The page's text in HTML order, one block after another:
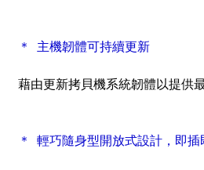
＊ 主機韌體可持續更新
藉由更新拷貝機系統韌體以提供
＊ 輕巧隨身型開放式設計，即插